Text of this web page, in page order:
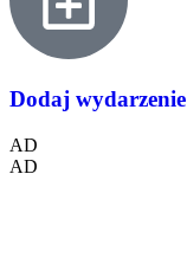
Dodaj wydarzenie
AD
AD